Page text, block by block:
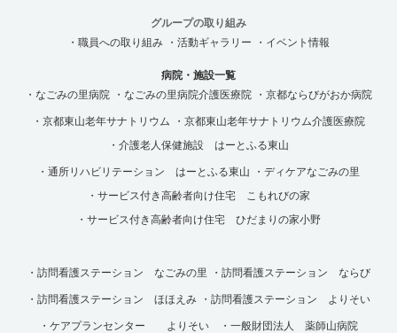
グループの取り組み
・職員への取り組み
・活動ギャラリー ・イベント情報
病院・施設一覧
・なごみの里病院
・なごみの里病院介護医療院 ・京都ならびがおか病院
・京都東山老年サナトリウム
・京都東山老年サナトリウム介護医療院
・介護老人保健施設 はーとふる東山
・通所リハビリテーション はーとふる東山
・ディケアなごみの里
・サービス付き高齢者向け住宅 こもれびの家
・サービス付き高齢者向け住宅 ひだまりの家小野
・訪問看護ステーション なごみの里 ・訪問看護ステーション ならび
・訪問看護ステーション ほほえみ ・訪問看護ステーション よりそい
・ケアプランセンター よりそい
・一般財団法人 薬師山病院